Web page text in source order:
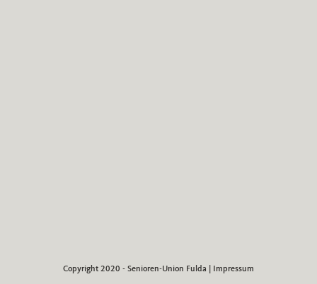
Copyright 2020 - Senioren-Union Fulda | Impressum